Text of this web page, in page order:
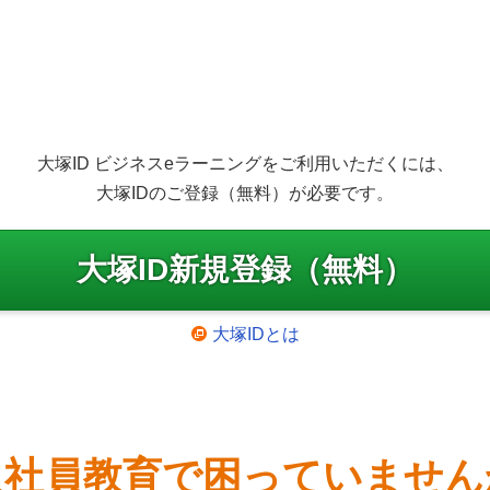
大塚ID ビジネスeラーニングをご利用いただくには、
大塚IDのご登録（無料）が必要です。
大塚ID新規登録（無料）
大塚IDとは
員教育で困っていませ